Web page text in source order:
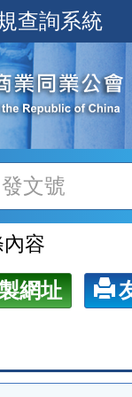
查詢系統
容
網址